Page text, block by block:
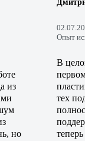
из
но
Опыт
В
тех